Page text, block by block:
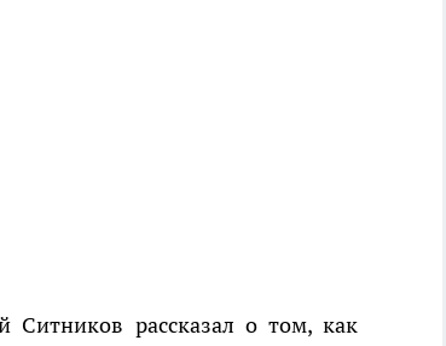
Ситников рассказал о том, как